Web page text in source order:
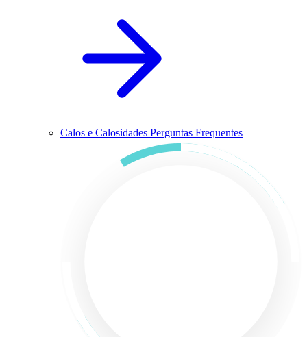
Calos e Calosidades Perguntas Frequentes